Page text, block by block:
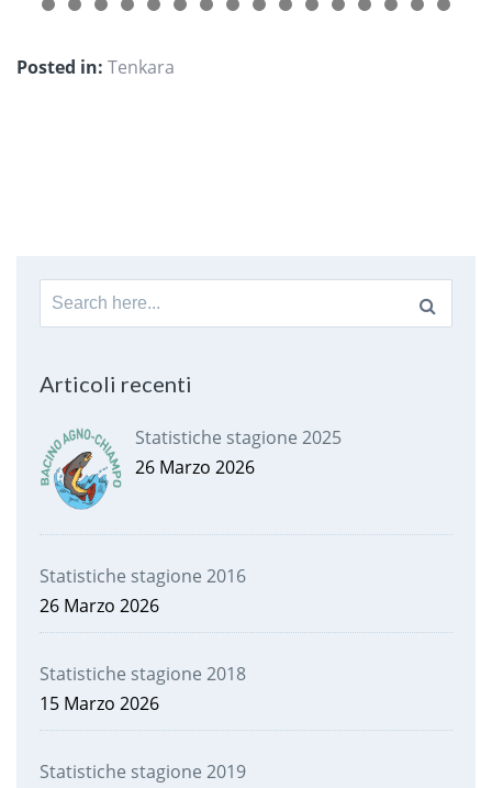
Posted in: Tenkara
Search
for:
Articoli recenti
Statistiche stagione 2025
26 Marzo 2026
Statistiche stagione 2016
26 Marzo 2026
Statistiche stagione 2018
15 Marzo 2026
Statistiche stagione 2019